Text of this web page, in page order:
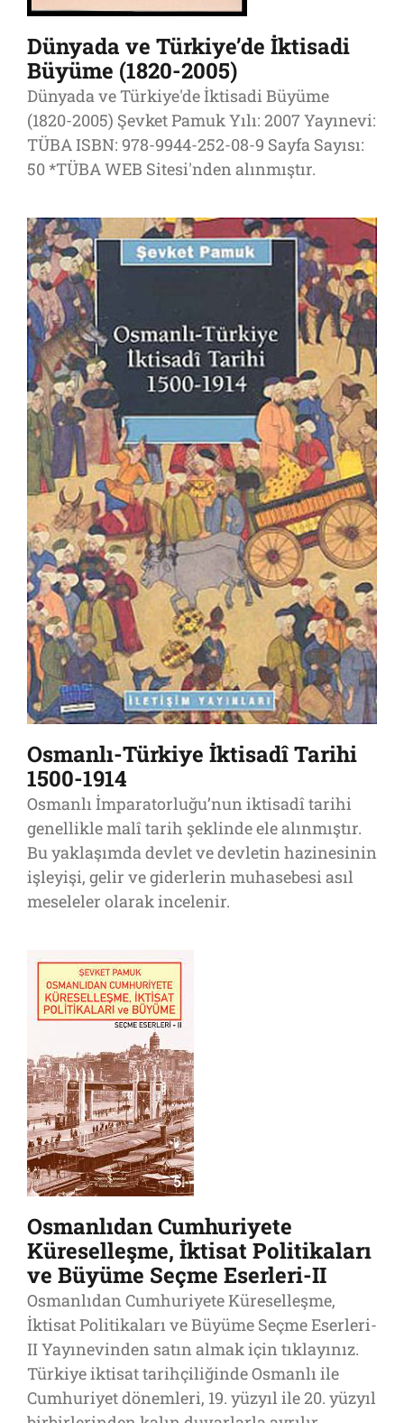
Dünyada ve Türkiye’de İktisadi
Büyüme (1820-2005)
Dünyada ve Türkiye'de İktisadi Büyüme
(1820-2005) Şevket Pamuk Yılı: 2007 Yayınevi:
TÜBA ISBN: 978-9944-252-08-9 Sayfa Sayısı:
50 *TÜBA WEB Sitesi'nden alınmıştır.
Osmanlı-Türkiye İktisadî Tarihi
1500-1914
Osmanlı İmparatorluğu’nun iktisadî tarihi
genellikle malî tarih şeklinde ele alınmıştır.
Bu yaklaşımda devlet ve devletin hazinesinin
işleyişi, gelir ve giderlerin muhasebesi asıl
meseleler olarak incelenir.
Osmanlıdan Cumhuriyete
Küreselleşme, İktisat Politikaları
ve Büyüme Seçme Eserleri-II
Osmanlıdan Cumhuriyete Küreselleşme,
İktisat Politikaları ve Büyüme Seçme Eserleri-
II Yayınevinden satın almak için tıklayınız.
Türkiye iktisat tarihçiliğinde Osmanlı ile
Cumhuriyet dönemleri, 19. yüzyıl ile 20. yüzyıl